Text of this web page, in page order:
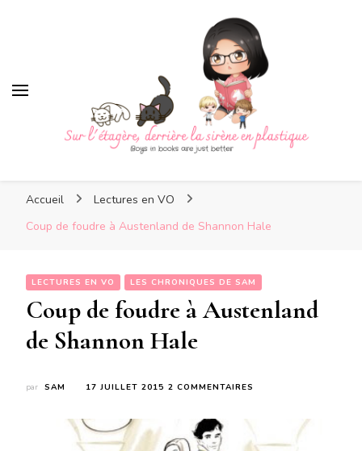
Sur l'étagère, derrière la
plastique
sirène en plastique
Accueil
Lectures en VO
Coup de foudre à Austenland de Shannon Hale
LECTURES EN VO LES CHRONIQUES DE SAM
Coup de foudre à Austenland
de Shannon Hale
par SAM 17 JUILLET 2015 2 COMMENTAIRES
À